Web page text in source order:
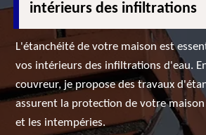
intérieurs des infiltrations
L'étanchéité de votre maison est
vos intérieurs des infiltrations d'eau.
couvreur, je propose des travaux
assurent la protection de votre
et les intempéries.